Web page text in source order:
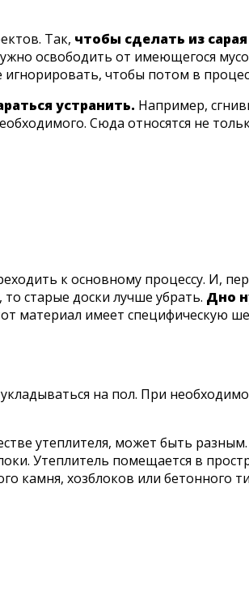
Так, чтобы сделать из
освободить от имеющегося
чтобы потом в
устранить. Например,
Сюда относятся не
к основному процессу. И,
старые доски лучше убрать. Дно
материал имеет специфическую
на пол. При
утеплителя, может быть
Утеплитель помещается в
камня, хозблоков или бетонного